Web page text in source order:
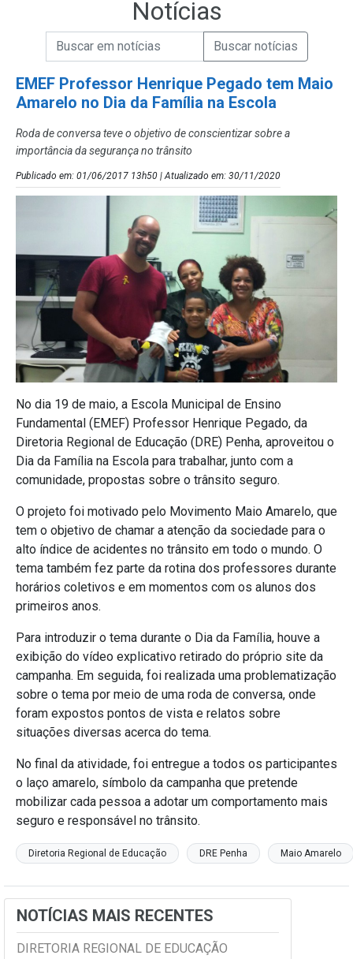
Notícias
Campo de Busca de Notícias
Campo de Busca de informaçõesEnviar a Busca de Notícias
EMEF Professor Henrique Pegado tem Maio
Amarelo no Dia da Família na Escola
Roda de conversa teve o objetivo de conscientizar sobre a
importância da segurança no trânsito
Publicado em: 01/06/2017 13h50 | Atualizado em: 30/11/2020
No dia 19 de maio, a Escola Municipal de Ensino
Fundamental (EMEF) Professor Henrique Pegado, da
Diretoria Regional de Educação (DRE) Penha, aproveitou o
Dia da Família na Escola para trabalhar, junto com a
comunidade, propostas sobre o trânsito seguro.
O projeto foi motivado pelo Movimento Maio Amarelo, que
tem o objetivo de chamar a atenção da sociedade para o
alto índice de acidentes no trânsito em todo o mundo. O
tema também fez parte da rotina dos professores durante
horários coletivos e em momentos com os alunos dos
primeiros anos.
Para introduzir o tema durante o Dia da Família, houve a
exibição do vídeo explicativo retirado do próprio site da
campanha. Em seguida, foi realizada uma problematização
sobre o tema por meio de uma roda de conversa, onde
foram expostos pontos de vista e relatos sobre
situações diversas acerca do tema.
No final da atividade, foi entregue a todos os participantes
o laço amarelo, símbolo da campanha que pretende
mobilizar cada pessoa a adotar um comportamento mais
seguro e responsável no trânsito.
Diretoria Regional de Educação DRE Penha Maio Amarelo
NOTÍCIAS MAIS RECENTES
DIRETORIA REGIONAL DE EDUCAÇÃO